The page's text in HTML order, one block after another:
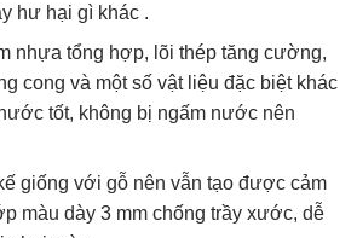
hư hại gì khác .
nhựa tổng hợp, lõi thép tăng cường,
cong và một số vật liệu đặc biệt khác
tốt, không bị ngấm nước nên
giống với gỗ nên vẫn tạo được cảm
màu dày 3 mm chống trầy xước, dễ